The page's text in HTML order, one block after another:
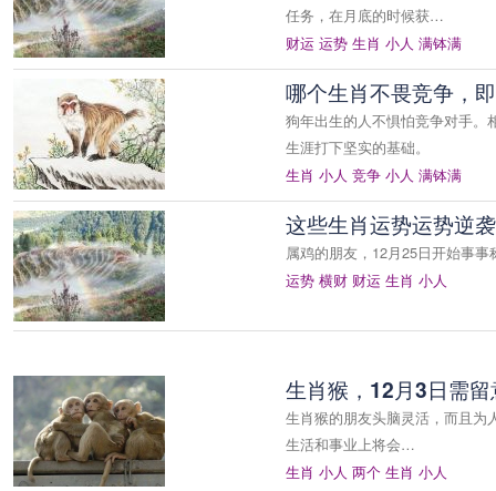
任务，在月底的时候获…
财运 运势 生肖 小人 满钵满
哪个生肖不畏竞争，
狗年出生的人不惧怕竞争对手。
生涯打下坚实的基础。
生肖 小人 竞争 小人 满钵满
这些生肖运势运势逆
属鸡的朋友，12月25日开始事
运势 横财 财运 生肖 小人
生肖猴，12月3日需
生肖猴的朋友头脑灵活，而且为
生活和事业上将会…
生肖 小人 两个 生肖 小人